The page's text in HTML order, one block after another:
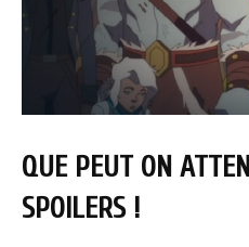
QUE PEUT ON
SPOILERS !